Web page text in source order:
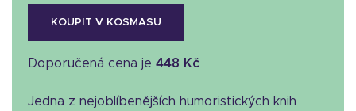
KOUPIT V KOSMASU
Doporučená cena je 448 Kč
Jedna z nejoblíbenějších humoristických knih